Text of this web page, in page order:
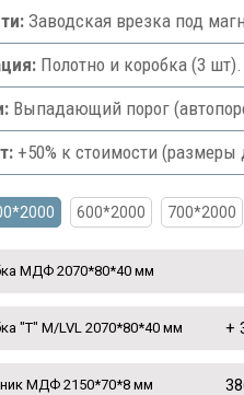
Заводская врезка под
Полотно и коробка (3 шт).
Выпадающий порог
+50% к стоимости (размеры
600*2000 700*2000
МДФ 2070*80*40 мм
"Т" M/LVL 2070*80*40 мм +
МДФ 2150*70*8 мм